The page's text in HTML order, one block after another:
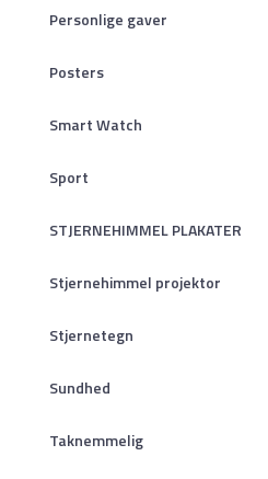
Personlige gaver
Posters
Smart Watch
Sport
STJERNEHIMMEL PLAKATER
Stjernehimmel projektor
Stjernetegn
Sundhed
Taknemmelig